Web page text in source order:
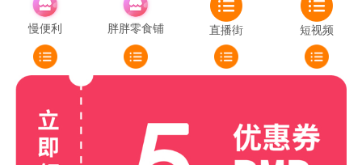
慢便利 胖胖零食铺 直播街 短视频